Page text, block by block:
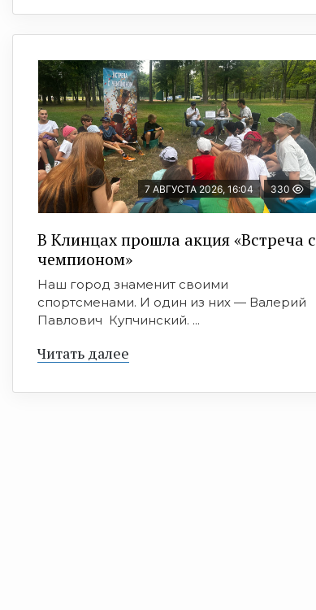
7 АВГУСТА 2026, 16:04 330
В Клинцах прошла акция «Встреча с
чемпионом»
Наш город знаменит своими
спортсменами. И один из них — Валерий
Павлович Купчинский. ...
Читать далее